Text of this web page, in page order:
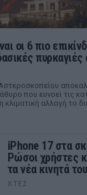
οι 6 πιο
πυρκαγιές
που ευνοεί τις
αλλαγή το
iPhone 17 στα
Ρώσοι χρήστες
τα νέα κινητά
ΧΤΕΣ